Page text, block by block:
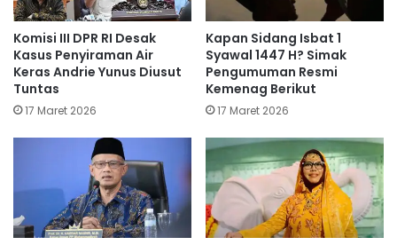
Komisi III DPR RI Desak
Kasus Penyiraman Air
Keras Andrie Yunus Diusut
Tuntas
17 Maret 2026
Kapan Sidang Isbat 1
Syawal 1447 H? Simak
Pengumuman Resmi
Kemenag Berikut
17 Maret 2026